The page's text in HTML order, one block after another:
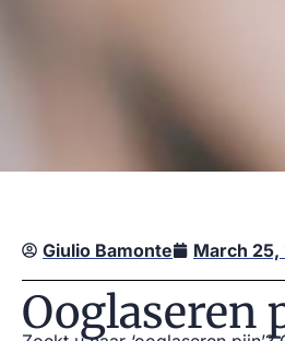
Giulio Bamonte March 25,
Ooglaseren